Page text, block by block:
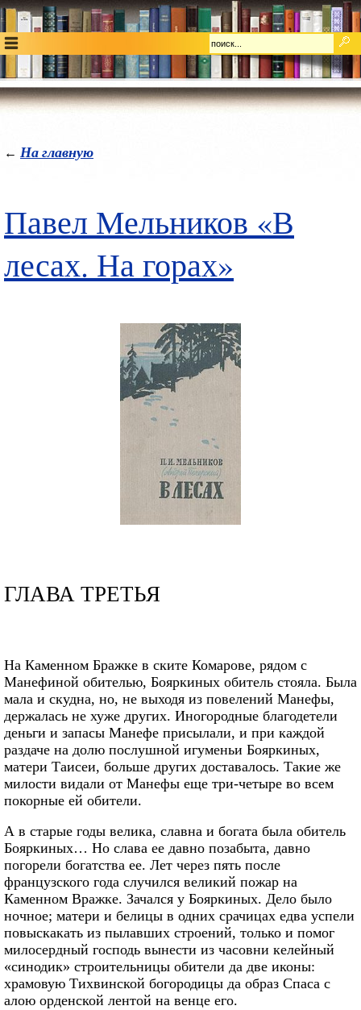
← На главную
Павел Мельников «В
лесах. На горах»
ГЛАВА ТРЕТЬЯ
На Каменном Бражке в ските Комарове, рядом с
Манефиной обителью, Бояркиных обитель стояла. Была
мала и скудна, но, не выходя из повелений Манефы,
держалась не хуже других. Иногородные благодетели
деньги и запасы Манефе присылали, и при каждой
раздаче на долю послушной игуменьи Бояркиных,
матери Таисеи, больше других доставалось. Такие же
милости видали от Манефы еще три-четыре во всем
покорные ей обители.
А в старые годы велика, славна и богата была обитель
Бояркиных… Но слава ее давно позабыта, давно
погорели богатства ее. Лет через пять после
французского года случился великий пожар на
Каменном Вражке. Зачался у Бояркиных. Дело было
ночное; матери и белицы в одних срачицах едва успели
повыскакать из пылавших строений, только и помог
милосердный господь вынести из часовни келейный
«синодик» строительницы обители да две иконы:
храмовую Тихвинской богородицы да образ Спаса с
алою орденской лентой на венце его.